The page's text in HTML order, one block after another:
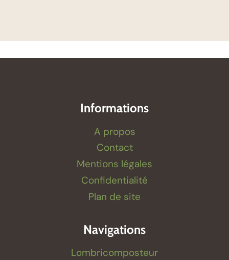
Informations
A propos
Contact
Mentions légales
Confidentialité
Plan de site
Navigations
Lombricomposteur